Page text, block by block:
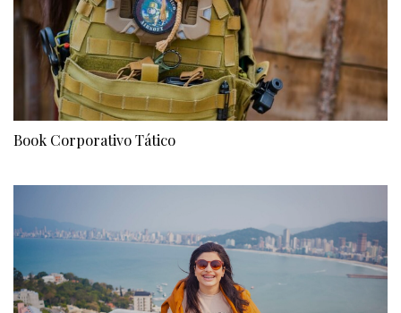
Book Corporativo Tático